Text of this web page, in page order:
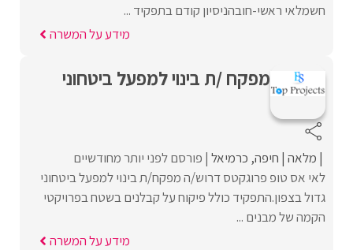
חשמלאי ראשי-חובהניסיון קודם בתפקיד ...
מידע על המשרה
מפקח /ת בינוי למפעל ביטחוני
מלאה חיפה כרמיאל פורסם לפני יותר מחודשיים
לאי אס טופ פרוגקטס דרוש/ה מפקח/ת בינוי למפעל ביטחוני
גדול בצפון.התפקיד כולל פיקוח על קבלנים בשטח בפרויקטי
הקמה של מבנים ...
מידע על המשרה